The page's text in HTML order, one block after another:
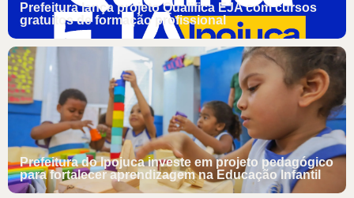
Prefeitura lança projeto Qualifica EJA com cursos
gratuitos de formação profissional
Prefeitura do Ipojuca investe em projeto pedagógico
para fortalecer aprendizagem na Educação Infantil